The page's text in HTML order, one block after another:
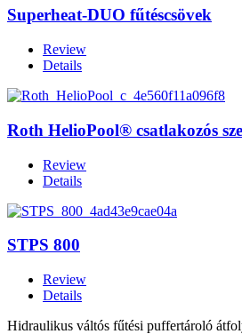
Superheat-DUO fűtéscsövek
Review
Details
Roth HelioPool® csatlakozós
Review
Details
STPS 800
Review
Details
Hidraulikus váltós fűtési puffertároló